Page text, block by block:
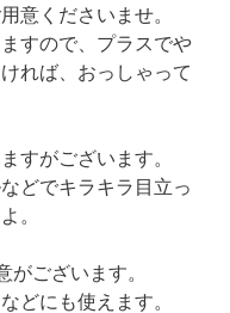
意くださいませ。
すので、プラスでや
れば、おっしゃって
すがございます。
どでキラキラ目立っ
。
がございます。
どにも使えます。